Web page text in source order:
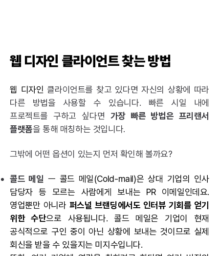
웹 디자인 클라이언트 찾는 방법
웹 디자인 클라이언트를 찾고 있다면 자신의 상황에 따라
다른 방법을 사용할 수 있습니다. 빠른 시일 내에
프로젝트를 구하고 싶다면 가장 빠른 방법은 프리랜서
플랫폼을 통해 매칭하는 것입니다.
그밖에 어떤 옵션이 있는지 먼저 확인해 볼까요?
콜드 메일 ㅡ 콜드 메일(Cold-mail)은 상대 기업의 인사
담당자 등 모르는 사람에게 보내는 PR 이메일인데요.
영업뿐만 아니라 퍼스널 브랜딩에서도 인터뷰 기회를 얻기
위한 수단으로 사용됩니다. 콜드 메일은 기업이 현재
공식적으로 구인 중이 아닌 상황에 보내는 것이므로 실제
회신을 받을 수 있을지는 미지수입니다.